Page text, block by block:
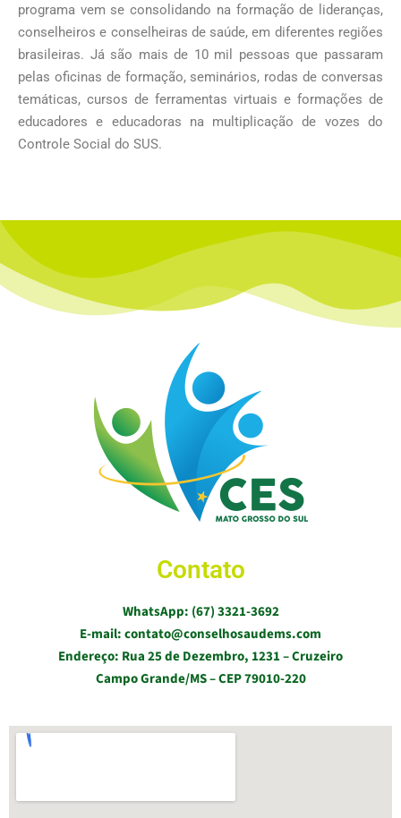
programa vem se consolidando na formação de lideranças,
conselheiros e conselheiras de saúde, em diferentes regiões
brasileiras. Já são mais de 10 mil pessoas que passaram
pelas oficinas de formação, seminários, rodas de conversas
temáticas, cursos de ferramentas virtuais e formações de
educadores e educadoras na multiplicação de vozes do
Controle Social do SUS.
Contato
WhatsApp: (67) 3321-3692
E-mail: contato@conselhosaudems.com
Endereço: Rua 25 de Dezembro, 1231 – Cruzeiro
Campo Grande/MS – CEP 79010-220